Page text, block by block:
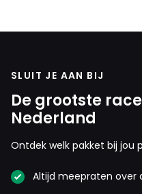
SLUIT JE AAN BIJ
De grootste
Nederland
Ontdek welk pakket bij jou
Altijd meepraten over